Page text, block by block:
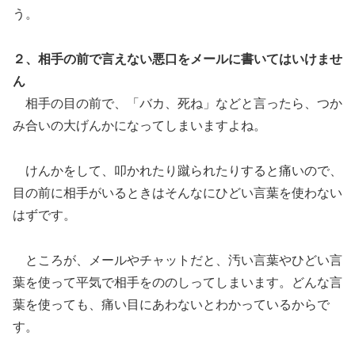
う。
２、相手の前で言えない悪口をメールに書いてはいけませ
ん
相手の目の前で、「バカ、死ね」などと言ったら、つか
み合いの大げんかになってしまいますよね。
けんかをして、叩かれたり蹴られたりすると痛いので、
目の前に相手がいるときはそんなにひどい言葉を使わない
はずです。
ところが、メールやチャットだと、汚い言葉やひどい言
葉を使って平気で相手をののしってしまいます。どんな言
葉を使っても、痛い目にあわないとわかっているからで
す。